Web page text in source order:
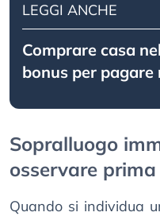
LEGGI ANCHE
Comprare casa
bonus per pagare
Sopralluogo
osservare
Quando si individua